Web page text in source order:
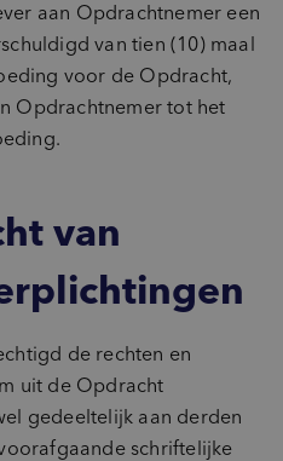
aan Opdrachtnemer een
van tien (10) maal
voor de Opdracht,
Opdrachtnemer tot het
van
de rechten en
uit de Opdracht
gedeeltelijk aan derden
schriftelijke